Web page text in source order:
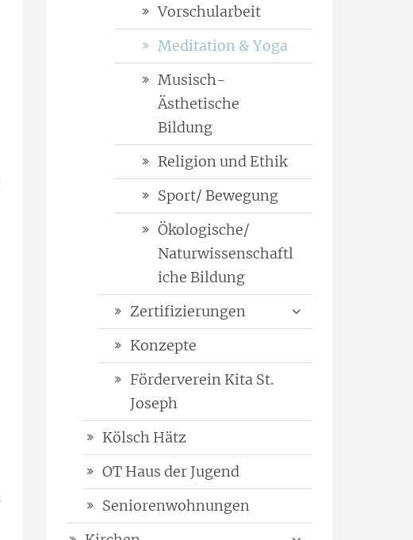
Vorschularbeit
Meditation & Yoga
Musisch-
Ästhetische
Bildung
Religion und Ethik
Sport/ Bewegung
Ökologische/
Naturwissenschaftl
iche Bildung
Zertifizierungen
Konzepte
Förderverein Kita St.
Joseph
Kölsch Hätz
OT Haus der Jugend
Seniorenwohnungen